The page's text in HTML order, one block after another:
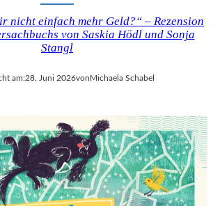
nicht einfach mehr Geld?“ – Rezension
von Saskia Hödl und Sonja
Stangl
am:28. Juni 2026von Michaela Schabel